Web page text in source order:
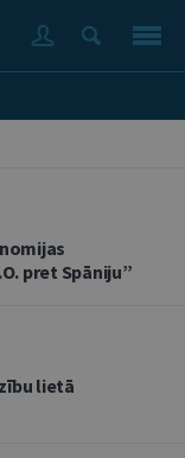
pret Spāniju”
lietā